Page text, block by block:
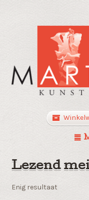
Lezend
Enig resultaat